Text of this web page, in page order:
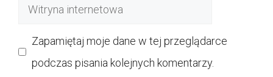
Witryna
Zapamiętaj moje dane w tej przeglądarce
podczas pisania kolejnych komentarzy.